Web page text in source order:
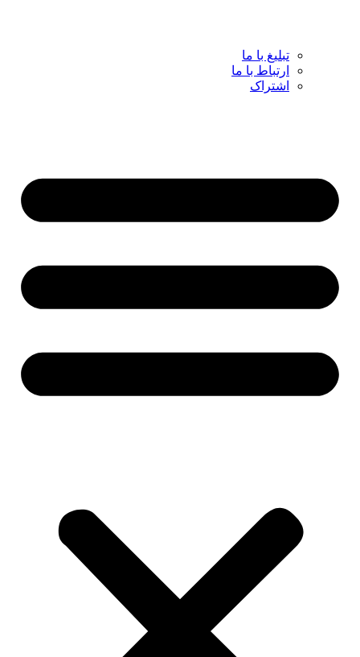
تبلیغ با ما
ارتباط با ما
اشتراک